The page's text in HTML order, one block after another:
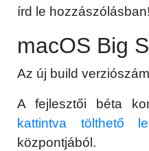
írd le hozzászólásban!
macOS Big
Az új build
A fejlesztői béta
kattintva tölthető le
központjából.